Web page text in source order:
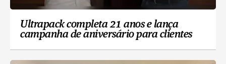
Ultrapack completa 21 anos e lança
campanha de aniversário para clientes